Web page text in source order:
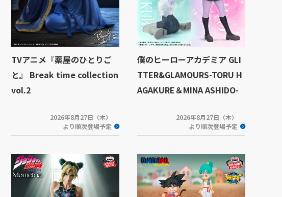
TVアニメ『薬屋のひとりご
と』 Break time collection
vol.2
2026年8月27日（木）
より順次登場予定
僕のヒーローアカデミア GLI
TTER&GLAMOURS-TORU H
AGAKURE＆MINA ASHIDO-
2026年8月27日（木）
より順次登場予定